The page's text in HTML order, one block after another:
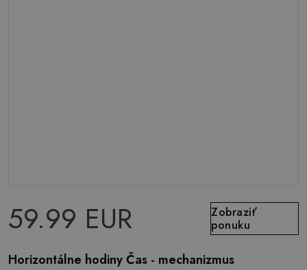
59.99 EUR
Zobraziť
ponuku
Horizontálne hodiny Čas - mechanizmus